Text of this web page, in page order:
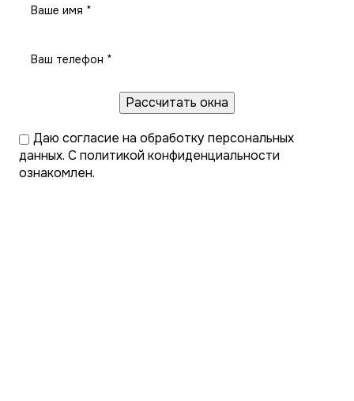
Даю согласие на обработку персональных
данных. Сполитикой конфиденциальности
ознакомлен.